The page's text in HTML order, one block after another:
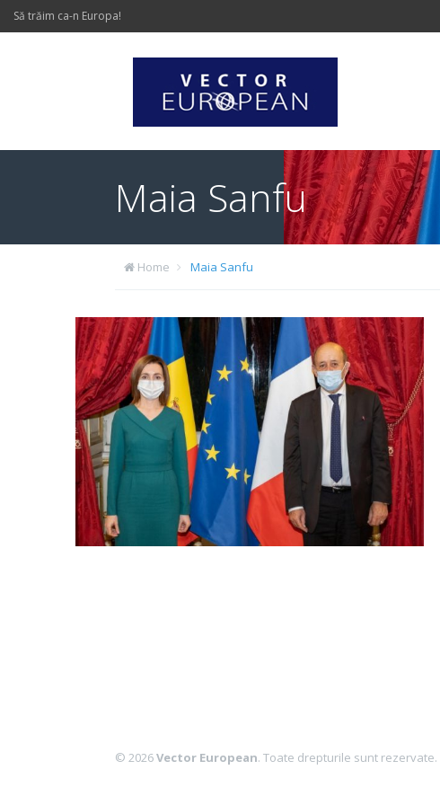
Să trăim ca-n Europa!
Maia Sanfu
Home Maia Sanfu
© 2026Vector European. Toate drepturile sunt rezervate.